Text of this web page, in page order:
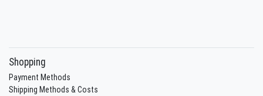
Shopping
Payment Methods
Shipping Methods & Costs